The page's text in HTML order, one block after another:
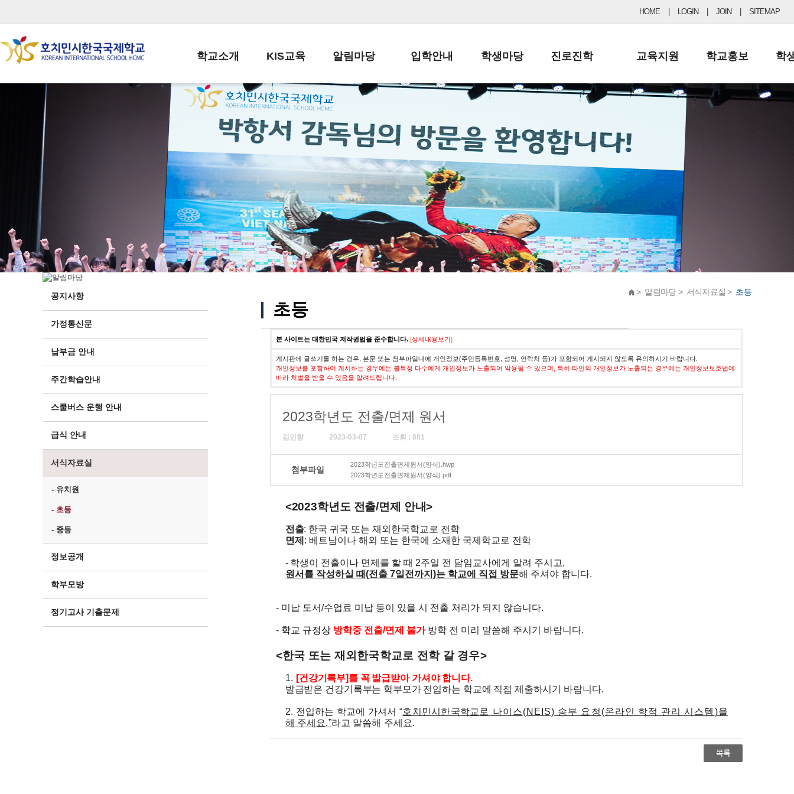
HOME LOGIN JOIN SITEMAP
학교소개
학교장인사말
학교상징
학교연혁
교직원현황
학생현황
위치/전화
전경사진
KIS교육
교육목표
학사일정
일과시간표
성과평가자료
알림마당
공지사항
납부금 안내
스쿨버스 운행 안내
급식안내
서식자료실
학부모방
정기고사 기출문제
입학안내
전-편입 서류양식
입학금/수업료
교복구입안내
학생마당
학생생활규정
학교신문
자율진로동아리
유초등 소식지
진로진학
공지사항 및 입시자료
드림레터
교육지원
행정실
학교운영위원회
학교건축기금
학교홍보
보도자료
학
공지사항
가정통신문
납부금 안내
주간학습안내
스쿨버스 운행 안내
급식 안내
서식자료실
- 유치원
- 초등
- 중등
정보공개
학부모방
정기고사 기출문제
> 알림마당 > 서식자료실 > 초등
초등
본 사이트는 대한민국 저작권법을 준수합니다. [상세내용보기]
게시판에 글쓰기를 하는 경우, 본문 또는 첨부파일내에 개인정보(주민등록번호, 성명, 연락처 등)가 포함되어 게시되지 않도록 유의하시기 바랍니다.
개인정보를 포함하여 게시하는 경우에는 불특정 다수에게 개인정보가 노출되어 악용될 수 있으며, 특히 타인의 개인정보가 노출되는 경우에는 개인정보보호법에
따라 처벌을 받을 수 있음을 알려드립니다.
2023학년도 전출/면제 원서
김인향 2023-03-07 조회 : 881
첨부파일
2023학년도전출면제원서(양식).hwp
2023학년도전출면제원서(양식).pdf
<2023학년도 전출/면제 안내>
전출: 한국 귀국 또는 재외한국학교로 전학
면제 : 베트남이나 해외 또는 한국에 소재한 국제학교로 전학
- 학생이 전출이나 면제를 할 때 2주일 전 담임교사에게 알려 주시고,
원서를 작성하실 때(전출 7일전까지 )는 학교에 직접 방문해 주셔야 합니다.
- 미납 도서/수업료 미납 등이 있을 시 전출 처리가 되지 않습니다.
- 학교 규정상 방학중 전출/면제 불가 방학 전 미리 말씀해 주시기 바랍니다.
<한국 또는 재외한국학교로 전학 갈 경우>
1. [건강기록부]를 꼭 발급받아 가셔야 합니다.
발급받은 건강기록부는 학부모가 전입하는 학교에 직접 제출하시기 바랍니다.
2. 전입하는 학교에 가셔서 “호치민시한국학교 로 나이스(NEIS) 송부 요청 (온라인 학적 관리 시스템 )을
해 주세요.”라고 말씀해 주세요.